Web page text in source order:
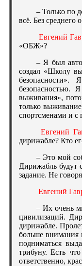
– Только по
всё. Без среднего
Евгений
«ОБЖ»?
– Я был
создал «Школу
безопасностью.
выживания»,
только
спортсменами и с
Евгений
дирижабле? Кто
– Это мой
Дирижабль будут
задание. Не
Евгений
– Их очень
цивилизаций.
дирижабле.
больше внимания
подниматься
трибуну. Есть
ответственно,